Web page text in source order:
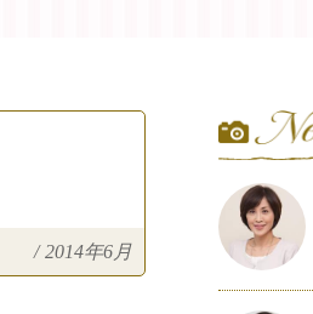
/ 2014年6月